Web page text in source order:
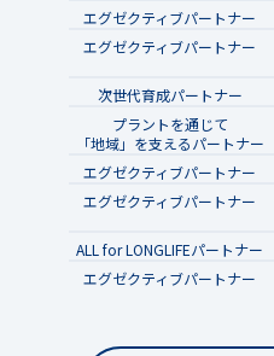
エグゼクティブパートナー
エグゼクティブパートナー
次世代育成パートナー
プラントを通じて
「地域」を支えるパートナー
エグゼクティブパートナー
エグゼクティブパートナー
ALL for LONGLIFEパートナー
エグゼクティブパートナー